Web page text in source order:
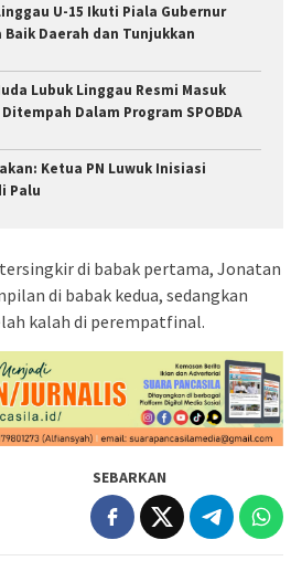
U-15 Ikuti Piala Gubernur
Baik Daerah dan Tunjukkan
Lubuk Linggau Resmi Masuk
Dalam Program SPOBDA
Ketua PN Luwuk Inisiasi
Palu
di babak pertama, Jonatan
di babak kedua, sedangkan
kalah di perempatfinal.
SEBARKAN